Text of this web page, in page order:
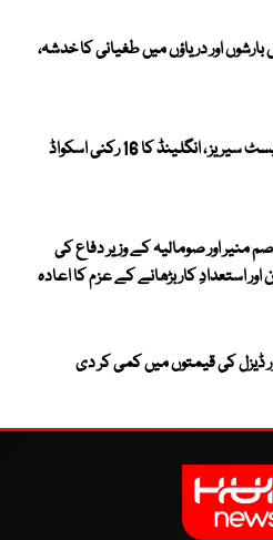
میں بارشوں اور دریاؤں میں طغیانی کا خدشہ،
پاکستان کیخلاف ٹیسٹ سیریز ، انگلینڈ کا 16 رکنی اسکواڈ
منیر اور صومالیہ کے وزیر دفاع کی
استعدادِ کار بڑھانے کے عزم کا اعادہ
ڈیزل کی قیمتوں میں کمی کر دی